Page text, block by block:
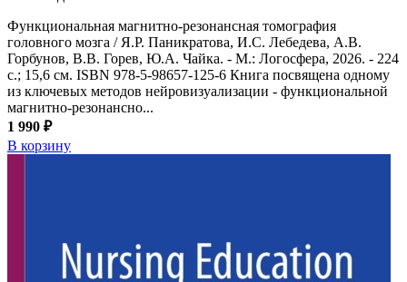
Функциональная магнитно-резонансная томография
головного мозга / Я.Р. Паникратова, И.С. Лебедева, А.В.
Горбунов, В.В. Горев, Ю.А. Чайка. - М.: Логосфера, 2026. - 224
с.; 15,6 см. ISBN 978-5-98657-125-6 Книга посвящена одному
из ключевых методов нейровизуализации - функциональной
магнитно-резонансно...
1 990 ₽
В корзину